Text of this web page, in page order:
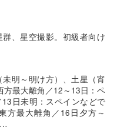
、星空撮影。初級者向け
明～明け方）、土星（宵
方最大離角／12～13日：ペ
日未明：スペインなどで
方最大離角／16日夕方～